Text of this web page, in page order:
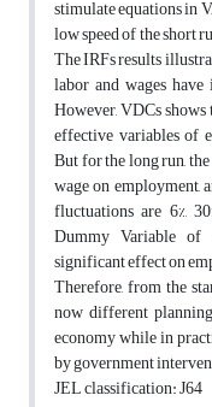
stimulate equations in
low speed of the short
The IRFs results
labor and wages
However, VDCs
effective variables of
But for the long run,
wage on employment,
fluctuations are 6%,
Dummy Variable of
significant effect on
Therefore, from the
now different
economy while in
by government
JEL classification: J64